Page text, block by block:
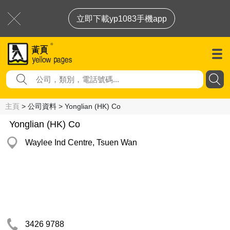
立即下載yp1083手機app
主頁 > 公司資料 > Yonglian (HK) Co
Yonglian (HK) Co
Waylee Ind Centre, Tsuen Wan
3426 9788